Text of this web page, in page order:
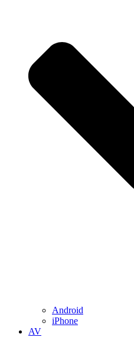
Android
iPhone
AV